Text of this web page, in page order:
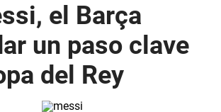
el Barça
un paso clave
del Rey